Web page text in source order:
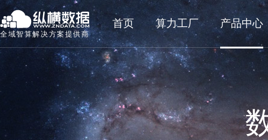
全域智算解决方案提供商
首页 算力工厂 产品中心